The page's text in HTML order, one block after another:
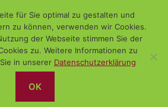
WiSch
Kategorien
für Sie optimal zu gestalten und
zu können, verwenden wir Cookies.
der Webseite stimmen Sie der
zu. Weitere Informationen zu
in unserer Datenschutzerklärung
OK